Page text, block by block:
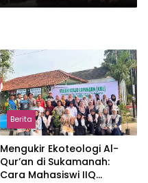
Berita
Mengukir Ekoteologi Al-
Qur’an di Sukamanah:
Cara Mahasiswi IIQ